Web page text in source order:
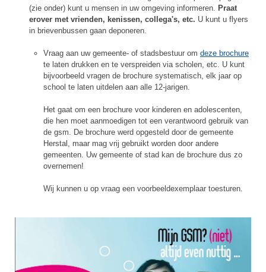
(zie onder) kunt u mensen in uw omgeving informeren. Praat
erover met vrienden, kenissen, collega's, etc. U kunt u flyers
in brievenbussen gaan deponeren.
Vraag aan uw gemeente- of stadsbestuur om deze brochure
te laten drukken en te verspreiden via scholen, etc. U kunt
bijvoorbeeld vragen de brochure systematisch, elk jaar op
school te laten uitdelen aan alle 12-jarigen.
Het gaat om een brochure voor kinderen en adolescenten,
die hen moet aanmoedigen tot een verantwoord gebruik van
de gsm. De brochure werd opgesteld door de gemeente
Herstal, maar mag vrij gebruikt worden door andere
gemeenten. Uw gemeente of stad kan de brochure dus zo
overnemen!
Wij kunnen u op vraag een voorbeeldexemplaar toesturen.